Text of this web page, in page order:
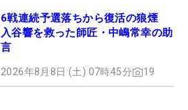
6戦連続予選落ちから復活の狼煙
入谷響を救った師匠・中嶋常幸の助
言
2026年8月8日 (土) 07時45分 19